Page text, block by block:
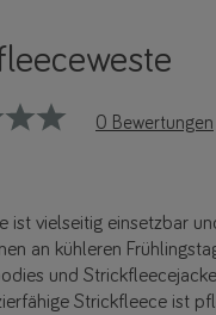
0 Bewertungen
ist vielseitig einsetzbar
an kühleren
und
Strickfleece ist